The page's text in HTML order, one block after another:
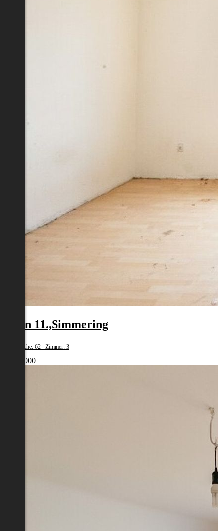
Wien 11.,Simmering
Wohnfläche: 62 Zimmer: 3
€ 179 000